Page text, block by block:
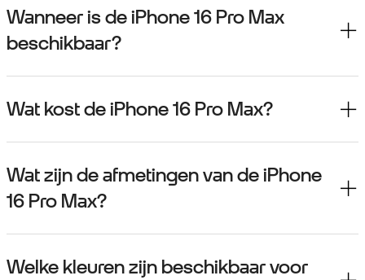
Wanneer is de iPhone 16 Pro Max
beschikbaar?
Wat kost de iPhone 16 Pro Max?
Wat zijn de afmetingen van de iPhone
16 Pro Max?
Welke kleuren zijn beschikbaar voor